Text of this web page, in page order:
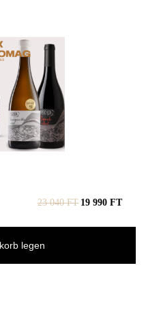
23 040FT 19 990 FT
legen